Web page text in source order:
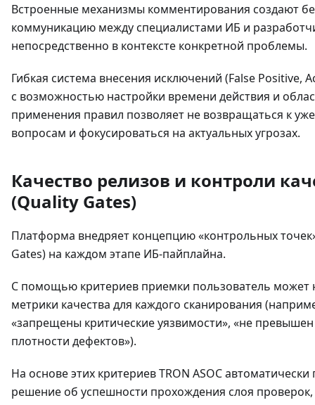
Встроенные механизмы комментирования создают
коммуникацию между специалистами ИБ и
непосредственно в контексте конкретной проблемы.
Гибкая система внесения исключений (False Positive,
с возможностью настройки времени действия и
применения правил позволяет не возвращаться к
вопросам и фокусироваться на актуальных угрозах.
Качество релизов и контроли
(Quality Gates)
Платформа внедряет концепцию «контрольных
Gates) на каждом этапе ИБ-пайплайна.
С помощью критериев приемки пользователь может
метрики качества для каждого сканирования
«запрещены критические уязвимости», «не
плотности дефектов»).
На основе этих критериев TRON ASOC
решение об успешности прохождения слоя